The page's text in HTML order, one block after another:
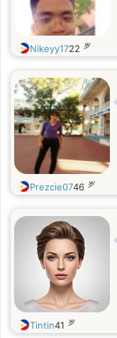
Nikeyy1722 岁
Prezcie0746 岁
Tintin41 岁